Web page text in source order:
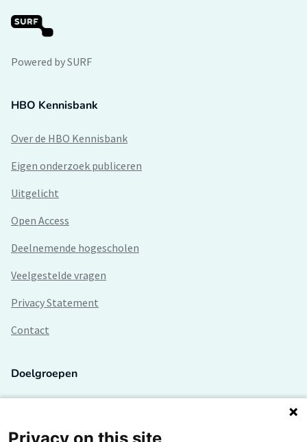
Powered by SURF
HBO Kennisbank
Over de HBO Kennisbank
Eigen onderzoek publiceren
Uitgelicht
Open Access
Deelnemende hogescholen
Veelgestelde vragen
Privacy Statement
Contact
Doelgroepen
Lectoren en onderzoekers